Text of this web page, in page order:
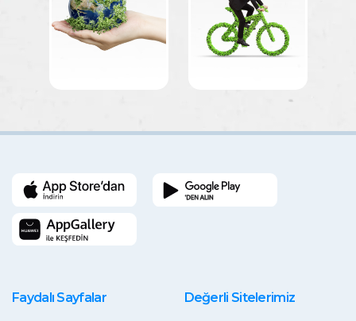
Faydalı Sayfalar Değerli Sitelerimiz